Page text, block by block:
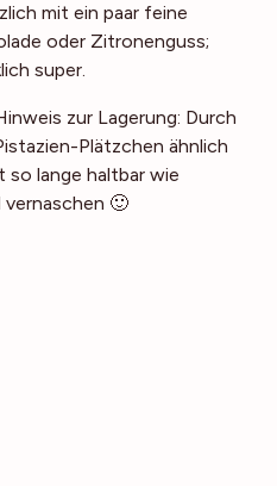
mit ein paar feine
oder Zitronenguss;
super.
zur Lagerung: Durch
Plätzchen ähnlich
so lange haltbar wie
vernaschen 🙂